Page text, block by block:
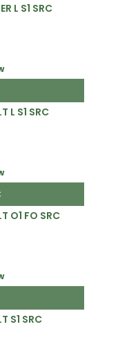
L S1 SRC
L S1 SRC
O1 FO SRC
S1 SRC